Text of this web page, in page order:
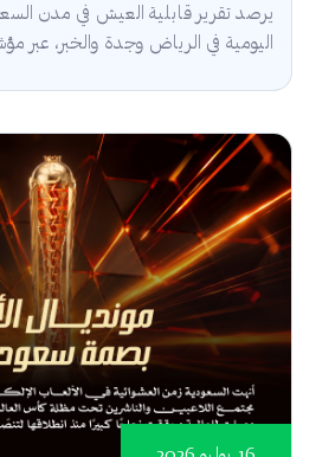
اليومية في الرياض وجدة والخبر، عبر